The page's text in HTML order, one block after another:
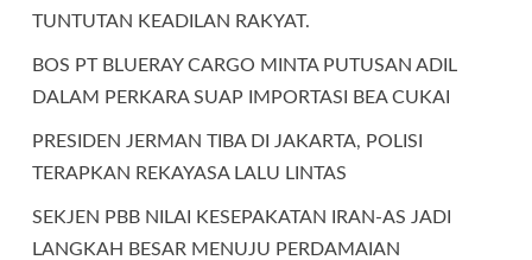
TUNTUTAN KEADILAN RAKYAT.
BOS PT BLUERAY CARGO MINTA PUTUSAN ADIL
DALAM PERKARA SUAP IMPORTASI BEA CUKAI
PRESIDEN JERMAN TIBA DI JAKARTA, POLISI
TERAPKAN REKAYASA LALU LINTAS
SEKJEN PBB NILAI KESEPAKATAN IRAN-AS JADI
LANGKAH BESAR MENUJU PERDAMAIAN